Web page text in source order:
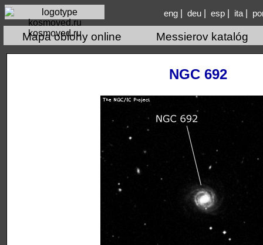
kosmoved.ru
eng| deu| esp| ita|
Mapa oblohy online Messierov katalóg
NGC 692